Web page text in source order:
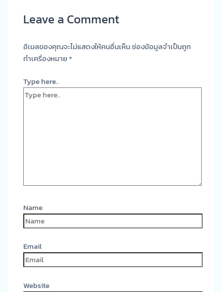
Leave a Comment
อีเมลของคุณจะไม่แสดงให้คนอื่นเห็นช่องข้อมูลจำเป็นถูก
ทำเครื่องหมาย*
Type here..
Name
Email
Website